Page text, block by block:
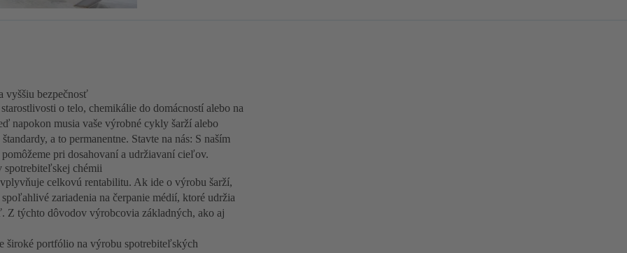
vyššiu bezpečnosť
o telo, chemikálie do domácností alebo na
napokon musia vaše výrobné cykly šarží alebo
a to permanentne. Stavte na nás: S naším
pri dosahovaní a udržiavaní cieľov.
spotrebiteľskej chémii
celkovú rentabilitu. Ak ide o výrobu šarží,
zariadenia na čerpanie médií, ktoré udržia
Z týchto dôvodov výrobcovia základných, ako aj
široké portfólio na výrobu spotrebiteľských